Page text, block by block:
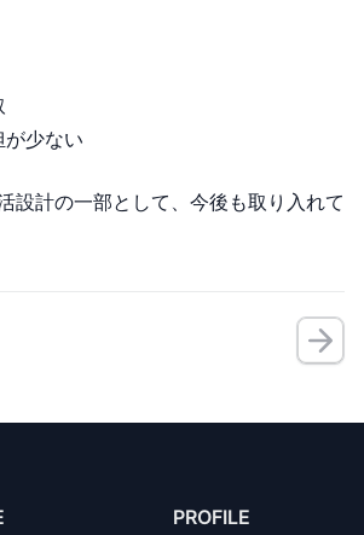
が少ない
設計の一部として、今後も取り入れて
PROFILE